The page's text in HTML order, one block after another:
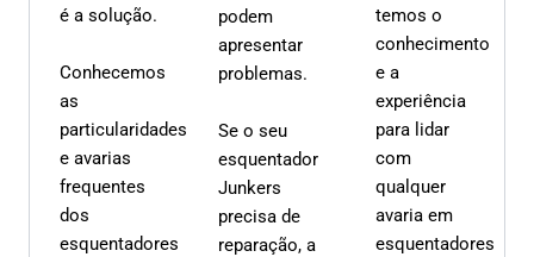
é a solução.
Conhecemos
as
particularidades
e avarias
frequentes
dos
esquentadores
podem
apresentar
problemas.
Se o seu
esquentador
Junkers
precisa de
reparação, a
temos o
conhecimento
e a
experiência
para lidar
com
qualquer
avaria em
esquentadores